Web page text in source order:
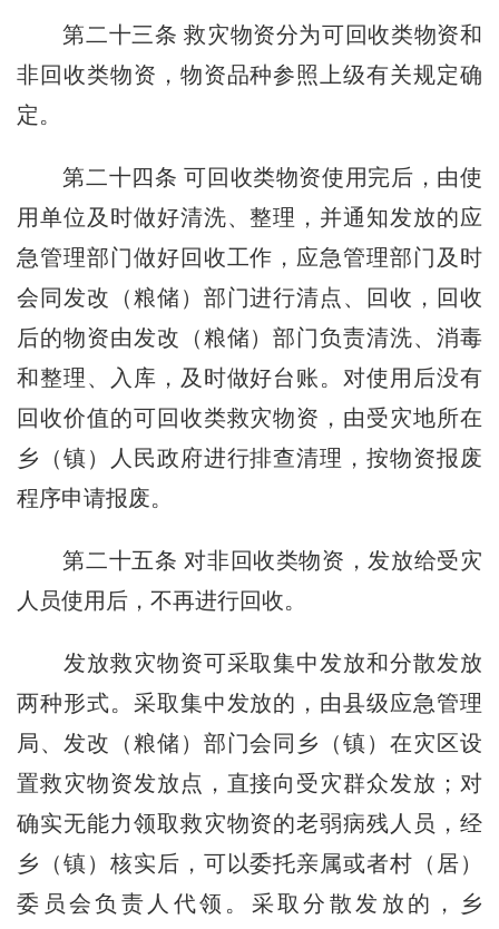
第二十三条 救灾物资分为可回收类物资和
非回收类物资，物资品种参照上级有关规定确
定。
第二十四条 可回收类物资使用完后，由使
用单位及时做好清洗、整理，并通知发放的应
急管理部门做好回收工作，应急管理部门及时
会同发改（粮储）部门进行清点、回收，回收
后的物资由发改（粮储）部门负责清洗、消毒
和整理、入库，及时做好台账。对使用后没有
回收价值的可回收类救灾物资，由受灾地所在
乡（镇）人民政府进行排查清理，按物资报废
程序申请报废。
第二十五条 对非回收类物资，发放给受灾
人员使用后，不再进行回收。
发放救灾物资可采取集中发放和分散发放
两种形式。采取集中发放的，由县级应急管理
局、发改（粮储）部门会同乡（镇）在灾区设
置救灾物资发放点，直接向受灾群众发放；对
确实无能力领取救灾物资的老弱病残人员，经
乡（镇）核实后，可以委托亲属或者村（居）
委员会负责人代领。采取分散发放的，乡